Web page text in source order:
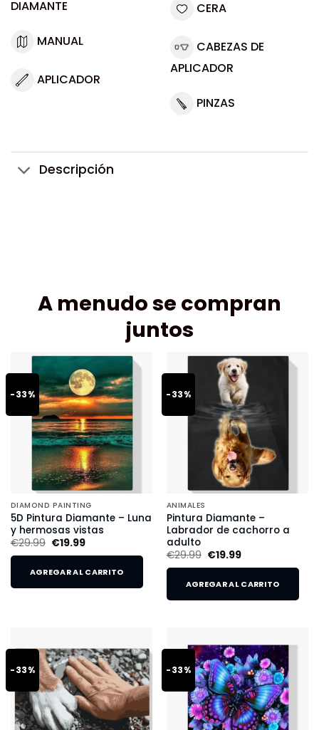
DIAMANTE
MANUAL
APLICADOR
CERA
CABEZAS DE
APLICADOR
PINZAS
Descripción
A menudo se compran
juntos
-33%
DIAMOND PAINTING
5D Pintura Diamante – Luna
y hermosas vistas
€29.99 €19.99
AGREGAR AL CARRITO
-33%
ANIMALES
Pintura Diamante –
Labrador de cachorro a
adulto
€29.99 €19.99
AGREGAR AL CARRITO
-33% -33%